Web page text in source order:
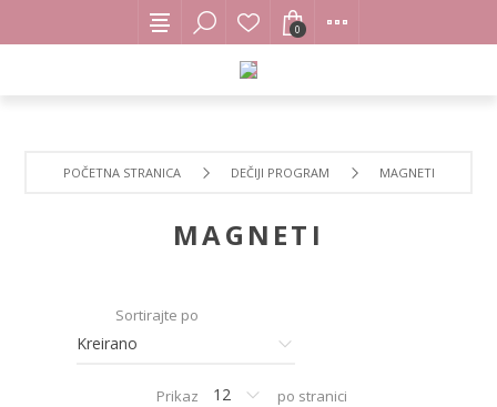
0
POČETNA STRANICA DEČIJI PROGRAM MAGNETI
MAGNETI
Sortirajte po
Prikaz po stranici